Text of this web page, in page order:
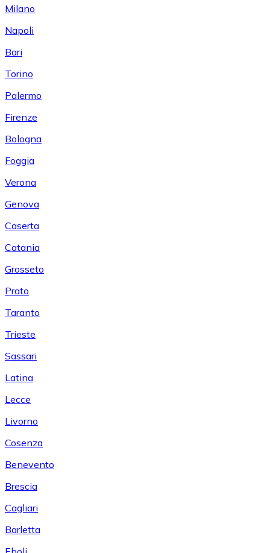
Milano
Napoli
Bari
Torino
Palermo
Firenze
Bologna
Foggia
Verona
Genova
Caserta
Catania
Grosseto
Prato
Taranto
Trieste
Sassari
Latina
Lecce
Livorno
Cosenza
Benevento
Brescia
Cagliari
Barletta